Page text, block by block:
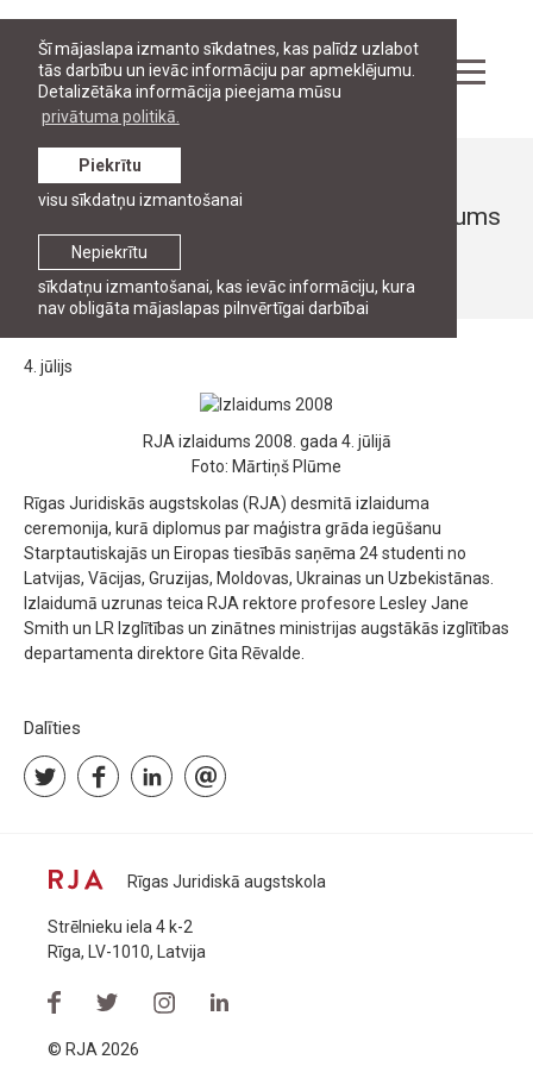
Šī mājaslapa izmanto sīkdatnes, kas palīdz uzlabot
tās darbību un ievāc informāciju par apmeklējumu.
Detalizētāka informācija pieejama mūsu
privātuma politikā.
Nepiekrītu
sīkdatņu izmantošanai, kas ievāc informāciju, kura
nav obligāta mājaslapas pilnvērtīgai darbībai
Piekrītu
visu sīkdatņu izmantošanai
Ziņas
Rīgas Juridiskās augstskolas 10. izlaidums
4. jūlijs, 2008
4. jūlijs
RJA izlaidums 2008. gada 4. jūlijā
Foto: Mārtiņš Plūme
Rīgas Juridiskās augstskolas (RJA) desmitā izlaiduma
ceremonija, kurā diplomus par maģistra grāda iegūšanu
Starptautiskajās un Eiropas tiesībās saņēma 24 studenti no
Latvijas, Vācijas, Gruzijas, Moldovas, Ukrainas un Uzbekistānas.
Izlaidumā uzrunas teica RJA rektore profesore Lesley Jane
Smith un LR Izglītības un zinātnes ministrijas augstākās izglītības
departamenta direktore Gita Rēvalde.
Dalīties
Rīgas Juridiskā augstskola
Strēlnieku iela 4 k-2
Rīga, LV-1010, Latvija
© RJA 2026